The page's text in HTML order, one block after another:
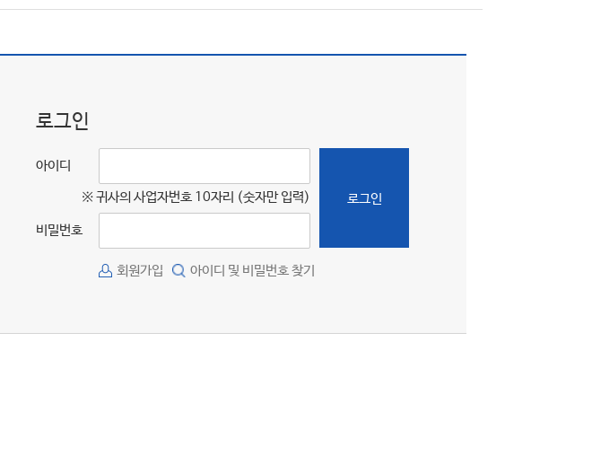
로그인
아이디
※ 귀사의 사업자번호 10자리 (숫자만 입력)
비밀번호
로그인
회원가입 아이디 및 비밀번호 찾기